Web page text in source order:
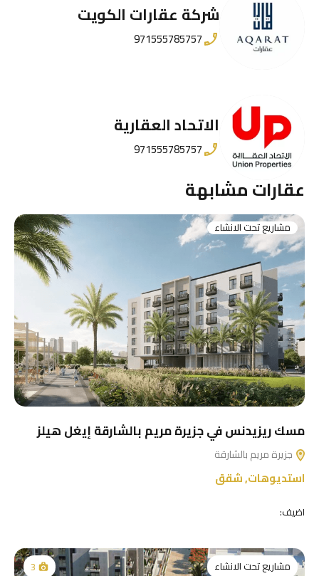
شركة عقارات الكويت
971555785757
الاتحاد العقارية
971555785757
عقارات مشابهة
مشاريع تحت الانشاء
مسك ريزيدنس في جزيرة مريم بالشارقة إيغل هيلز
جزيرة مريم بالشارقة
استديوهات,شقق
اضيف:
مشاريع تحت الانشاء 3